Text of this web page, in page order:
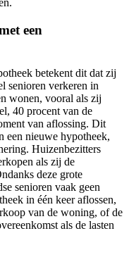
een
betekent dit dat zij
senioren verkeren in
wonen, vooral als zij
40 procent van de
van aflossing. Dit
een nieuwe hypotheek,
Huizenbezitters
als zij de
deze grote
senioren vaak geen
in één keer aflossen,
van de woning, of de
als de lasten